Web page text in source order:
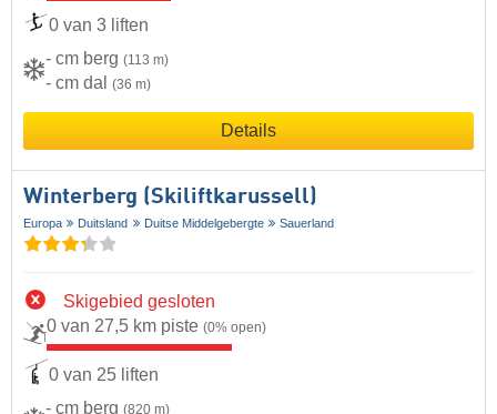
0 van 3 liften
- cm berg (113 m)
- cm dal (36 m)
Details
Winterberg (Skiliftkarussell)
Europa Duitsland Duitse Middelgebergte Sauerland
Skigebied gesloten
0 van 27,5 km piste (0% open)
0 van 25 liften
- cm berg (820 m)